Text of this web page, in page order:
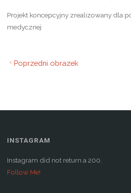
Projekt koncepcyjny zrealizowany dla
medycznej
Poprzedni obrazek
INSTAGRAM
Instagram did not return a 200.
Follow Me!